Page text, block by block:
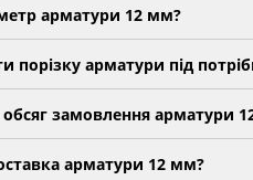
арматури 12 мм?
арматури під
замовлення арматури
арматури 12 мм?